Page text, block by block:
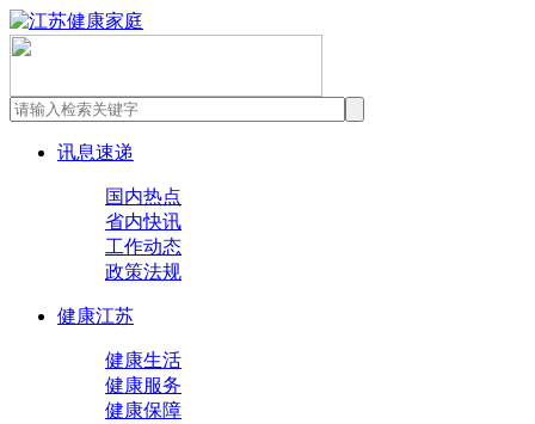
讯息速递
国内热点
省内快讯
工作动态
政策法规
健康江苏
健康生活
健康服务
健康保障